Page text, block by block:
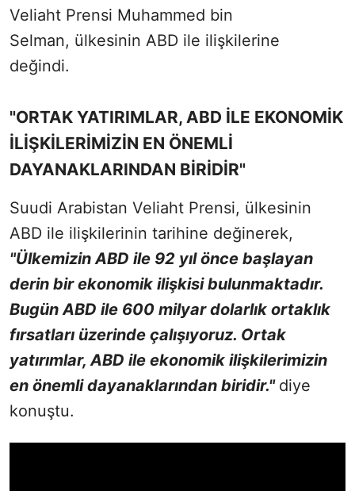
Veliaht Prensi Muhammed bin
Selman, ülkesinin ABD ile ilişkilerine
değindi.
"ORTAK YATIRIMLAR, ABD İLE EKONOMİK
İLİŞKİLERİMİZİN EN ÖNEMLİ
DAYANAKLARINDAN BİRİDİR"
Suudi Arabistan Veliaht Prensi, ülkesinin
ABD ile ilişkilerinin tarihine değinerek,
"Ülkemizin ABD ile 92 yıl önce başlayan
derin bir ekonomik ilişkisi bulunmaktadır.
Bugün ABD ile 600 milyar dolarlık ortaklık
fırsatları üzerinde çalışıyoruz. Ortak
yatırımlar, ABD ile ekonomik ilişkilerimizin
en önemli dayanaklarından biridir." diye
konuştu.